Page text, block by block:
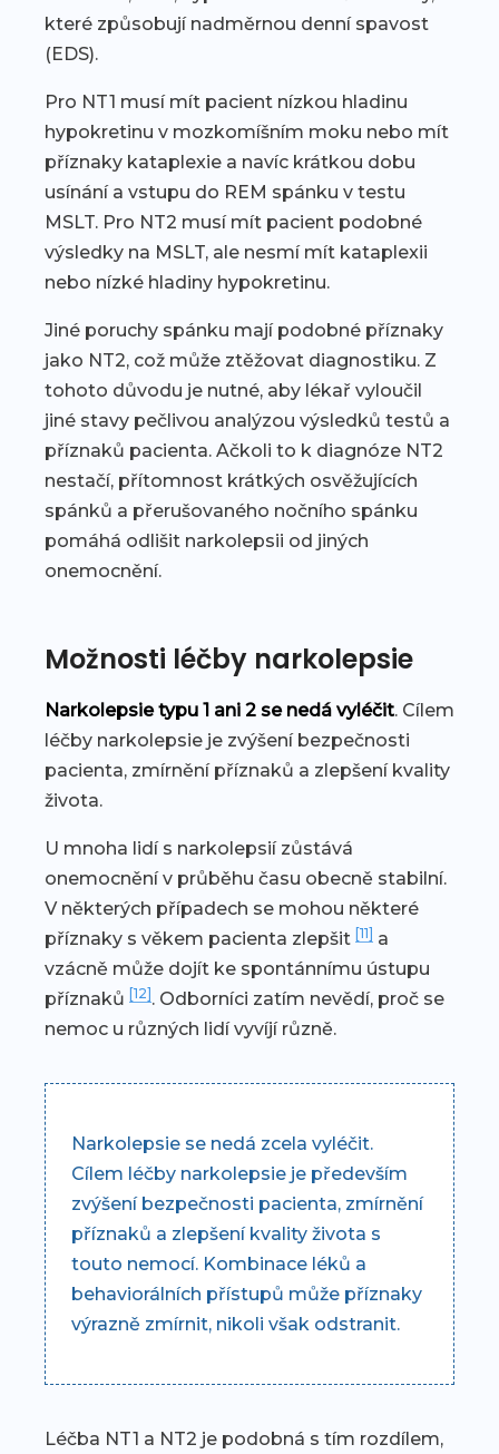
které způsobují nadměrnou denní spavost
(EDS).
Pro NT1 musí mít pacient nízkou hladinu
hypokretinu v mozkomíšním moku nebo mít
příznaky kataplexie a navíc krátkou dobu
usínání a vstupu do REM spánku v testu
MSLT. Pro NT2 musí mít pacient podobné
výsledky na MSLT, ale nesmí mít kataplexii
nebo nízké hladiny hypokretinu.
Jiné poruchy spánku mají podobné příznaky
jako NT2, což může ztěžovat diagnostiku. Z
tohoto důvodu je nutné, aby lékař vyloučil
jiné stavy pečlivou analýzou výsledků testů a
příznaků pacienta. Ačkoli to k diagnóze NT2
nestačí, přítomnost krátkých osvěžujících
spánků a přerušovaného nočního spánku
pomáhá odlišit narkolepsii od jiných
onemocnění.
Možnosti léčby narkolepsie
Narkolepsie typu 1 ani 2 se nedá vyléčit. Cílem
léčby narkolepsie je zvýšení bezpečnosti
pacienta, zmírnění příznaků a zlepšení kvality
života.
U mnoha lidí s narkolepsií zůstává
onemocnění v průběhu času obecně stabilní.
V některých případech se mohou některé
příznaky s věkem pacienta zlepšit [11] a
vzácně může dojít ke spontánnímu ústupu
příznaků [12] . Odborníci zatím nevědí, proč se
nemoc u různých lidí vyvíjí různě.
Narkolepsie se nedá zcela vyléčit.
Cílem léčby narkolepsie je především
zvýšení bezpečnosti pacienta, zmírnění
příznaků a zlepšení kvality života s
touto nemocí. Kombinace léků a
behaviorálních přístupů může příznaky
výrazně zmírnit, nikoli však odstranit.
Léčba NT1 a NT2 je podobná s tím rozdílem,